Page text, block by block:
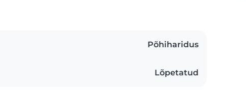
Põhiharidus
Lõpetatud